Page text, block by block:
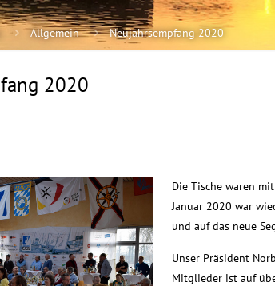
Allgemein Neujahrsempfang 2020
2020
Die Tische waren
Januar 2020 war
und auf das neue
Unser Präsident
Mitglieder ist auf